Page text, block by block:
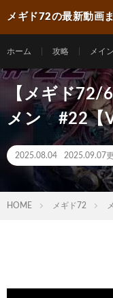
メギド72の最新動画
ホーム 攻略 メイ
【メギド72/
メン #22【
2025.08.04 2025.09.07
HOME メギド72